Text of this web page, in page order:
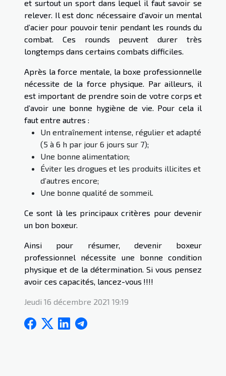
et surtout un sport dans lequel il faut savoir se
relever. Il est donc nécessaire d’avoir un mental
d’acier pour pouvoir tenir pendant les rounds du
combat. Ces rounds peuvent durer très
longtemps dans certains combats difficiles.
Après la force mentale, la boxe professionnelle
nécessite de la force physique. Par ailleurs, il
est important de prendre soin de votre corps et
d’avoir une bonne hygiène de vie. Pour cela il
faut entre autres :
Un entraînement intense, régulier et adapté
(5 à 6 h par jour 6 jours sur 7);
Une bonne alimentation;
Éviter les drogues et les produits illicites et
d’autres encore;
Une bonne qualité de sommeil.
Ce sont là les principaux critères pour devenir
un bon boxeur.
Ainsi pour résumer, devenir boxeur
professionnel nécessite une bonne condition
physique et de la détermination. Si vous pensez
avoir ces capacités, lancez-vous !!!!
Jeudi 16 décembre 2021 19:19